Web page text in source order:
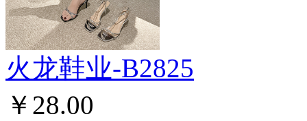
火龙鞋业-B2825
￥28.00